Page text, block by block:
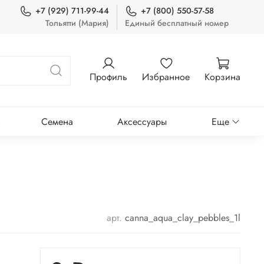
+7 (929) 711-99-44
Тольятти (Мария)
+7 (800) 550-57-58
Единый бесплатный номер
Профиль Избранное Корзина
Семена Аксессуары Еще
арт. canna_aqua_clay_pebbles_1l